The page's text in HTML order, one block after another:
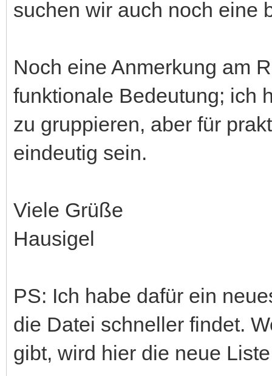
suchen wir auch noch eine
Noch eine Anmerkung am
funktionale Bedeutung; ich
zu gruppieren, aber für
eindeutig sein.
Viele Grüße
Hausigel
PS: Ich habe dafür ein
die Datei schneller findet.
gibt, wird hier die neue